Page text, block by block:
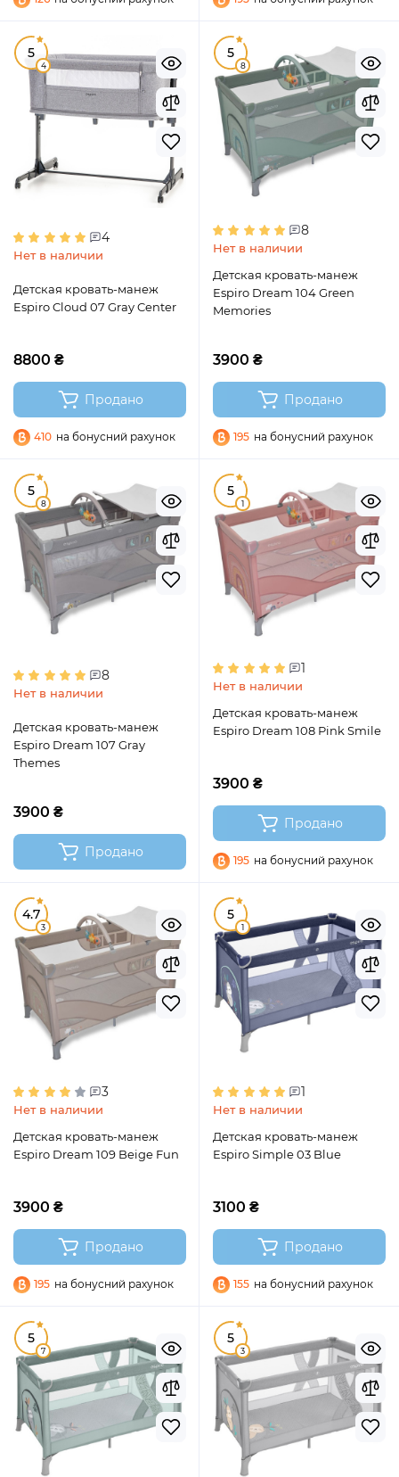
5
4
4
Нет в наличии
Детская кровать-манеж
Espiro Cloud 07 Gray Center
8800 ₴
Продано
410 на бонусний рахунок
5
8
8
Нет в наличии
Детская кровать-манеж
Espiro Dream 104 Green
Memories
3900 ₴
Продано
195 на бонусний рахунок
5
8
8
Нет в наличии
Детская кровать-манеж
Espiro Dream 107 Gray
Themes
3900 ₴
Продано
5
1
1
Нет в наличии
Детская кровать-манеж
Espiro Dream 108 Pink Smile
3900 ₴
Продано
195 на бонусний рахунок
4.7
3
3
Нет в наличии
Детская кровать-манеж
Espiro Dream 109 Beige Fun
3900 ₴
Продано
195 на бонусний рахунок
5
1
1
Нет в наличии
Детская кровать-манеж
Espiro Simple 03 Blue
3100 ₴
Продано
155 на бонусний рахунок
5
7
5
3